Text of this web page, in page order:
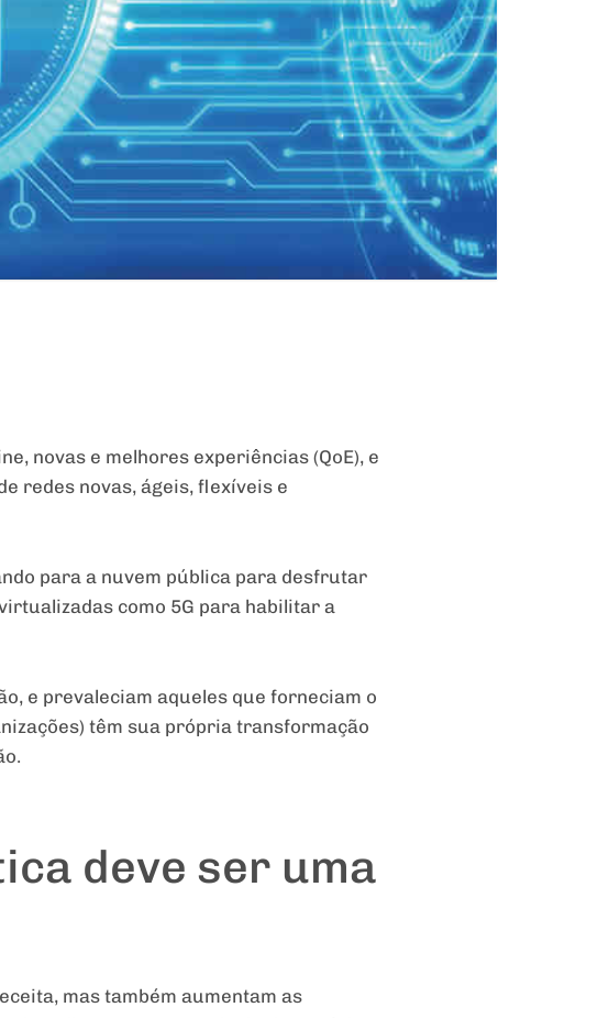
novas e melhores experiências (QoE), e
redes novas, ágeis, flexíveis e
para a nuvem pública para desfrutar
como 5G para habilitar a
e prevaleciam aqueles que forneciam o
têm sua própria transformação
deve ser uma
mas também aumentam as